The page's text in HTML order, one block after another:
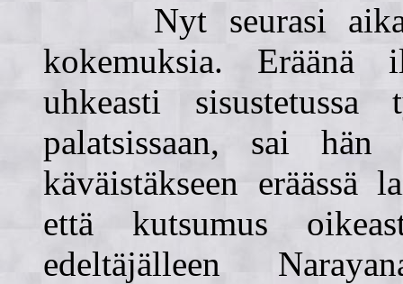
Nyt seurasi aika
kokemuksia.
uhkeasti sisustetussa
palatsissaan, sai hän
käväistäkseen eräässä
että kutsumus
edeltäjälleen